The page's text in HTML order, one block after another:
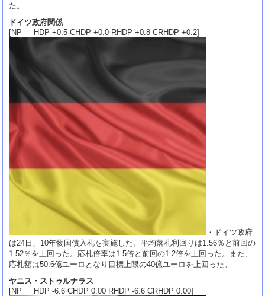
た。
ドイツ政府関係
[NP HDP +0.5 CHDP +0.0 RHDP +0.8 CRHDP +0.2]
・ドイツ政府
は24日、10年物国債入札を実施した。平均落札利回りは1.56％と前回の
1.52％を上回った。応札倍率は1.5倍と前回の1.2倍を上回った。また、
応札額は50.6億ユーロとなり目標上限の40億ユーロを上回った。
ヤニス・ストゥルナラス
[NP HDP -6.6 CHDP 0.00 RHDP -6.6 CRHDP 0.00]